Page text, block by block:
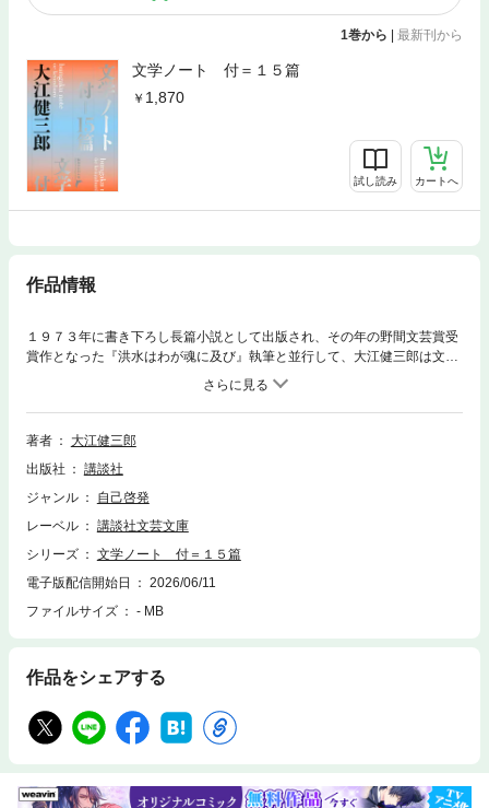
1巻から | 最新刊から
文学ノート 付＝１５篇
1,870
試し読み カートへ
作品情報
１９７３年に書き下ろし長篇小説として出版され、その年の野間文芸賞受
賞作となった『洪水はわが魂に及び』執筆と並行して、大江健三郎は文芸
誌「新潮」１９７０年１２月から１９７３年８月にかけて６回の「文学ノ
ート」を発表する。これは一般的なイメージでの創作ノートとは大きく異
なる、作品を創造することに関する詳細な自己分析の集積である。また
「付＝15篇」とされる、最終的に長篇小説『洪水はわが魂に及び』から省
素であった。最終稿としての長篇小説、執筆中の作家の意識の詳細な自己
分析、執筆途上では作品そのものと作家にとって必要不可欠だった細部、
りよう全体が明瞭となるのである。
著者
大江健三郎
出版社
講談社
ジャンル
自己啓発
レーベル
講談社文芸文庫
シリーズ
文学ノート 付＝１５篇
電子版配信開始日
2026/06/11
ファイルサイズ
- MB
作品をシェアする